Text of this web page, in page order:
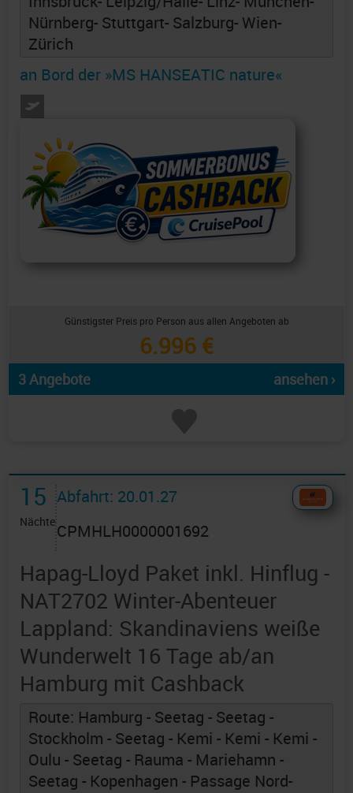
Nürnberg- Stuttgart- Salzburg- Wien-
Zürich
an Bord der »MS HANSEATIC nature«
Günstigster Preis pro Person aus allen Angeboten ab
6.996 €
3 Angebote ansehen ›
15
Nächte
Abfahrt: 20.01.27
CPMHLH0000001692
Hapag-Lloyd Paket inkl. Hinflug -
NAT2702 Winter-Abenteuer
Lappland: Skandinaviens weiße
Wunderwelt 16 Tage ab/an
Hamburg mit Cashback
Route: Hamburg - Seetag - Seetag -
Stockholm - Seetag - Kemi - Kemi - Kemi -
Oulu - Seetag - Rauma - Mariehamn -
Seetag - Kopenhagen - Passage Nord-